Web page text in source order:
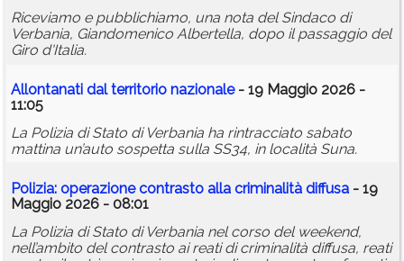
Riceviamo e pubblichiamo, una nota del Sindaco di
Verbania, Giandomenico Albertella, dopo il passaggio del
Giro d'Italia.
Allontanati dal territorio nazionale- 19 Maggio 2026 -
11:05
La Polizia di Stato di Verbania ha rintracciato sabato
mattina un’auto sospetta sulla SS34, in località Suna.
Polizia: operazione contrasto alla criminalità diffusa - 19
Maggio 2026 - 08:01
La Polizia di Stato di Verbania nel corso del weekend,
nell’ambito del contrasto ai reati di criminalità diffusa, reati